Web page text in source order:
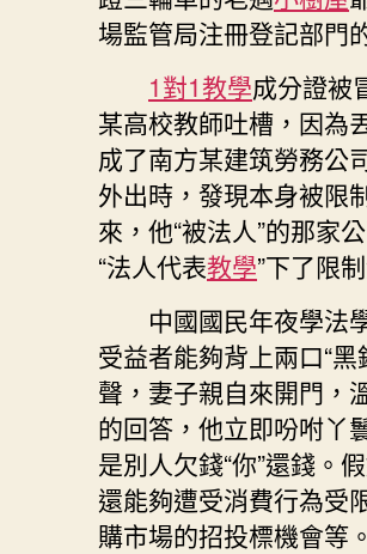
場監管局注冊登記部門
1對1教學成分證被
某高校教師吐槽，因為
成了南方某建筑勞務公
外出時，發現本身被限
來，他“被法人”的那家
“法人代表教學”下了限
中國國民年夜學法
受益者能夠背上兩口“
聲，妻子親自來開門，
的回答，他立即吩咐丫
是別人欠錢“你”還錢。
還能夠遭受消費行為受
購市場的招投標機會等。